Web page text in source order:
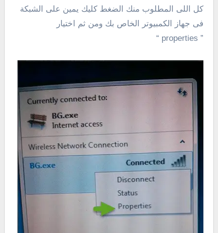
كل اللى المطلوب منك الضغط كليك يمين على الشبكة
فى جهاز الكمبيوتر الخاص بك ومن ثم اختيار
” properties “